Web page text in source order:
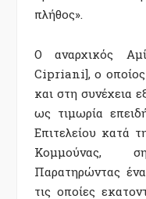
πλήθος».
Ο αναρχικός
Cipriani], ο οποίος
και στη συνέχεια
ως τιμωρία
Επιτελείου κατά
Κομμούνας,
Παρατηρώντας
τις οποίες